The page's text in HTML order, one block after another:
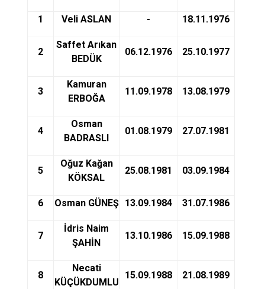
1 Veli ASLAN - 18.11.1976
2
Saffet Arıkan
BEDÜK
06.12.1976 25.10.1977
3
Kamuran
ERBOĞA
11.09.1978 13.08.1979
4
Osman
BADRASLI
01.08.1979 27.07.1981
5
Oğuz Kağan
KÖKSAL
25.08.1981 03.09.1984
6 Osman GÜNEŞ 13.09.1984 31.07.1986
7
İdris Naim
ŞAHİN
13.10.1986 15.09.1988
8
Necati
KÜÇÜKDUMLU
15.09.1988 21.08.1989